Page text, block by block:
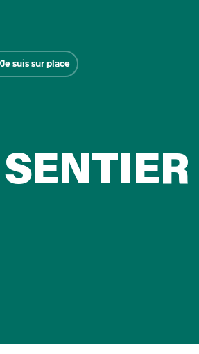
Je suis sur place